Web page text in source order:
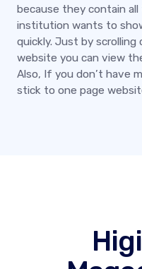
because they contain
institution wants to
quickly. Just by scrolling
website you can view
Also, If you don’t have
stick to one page